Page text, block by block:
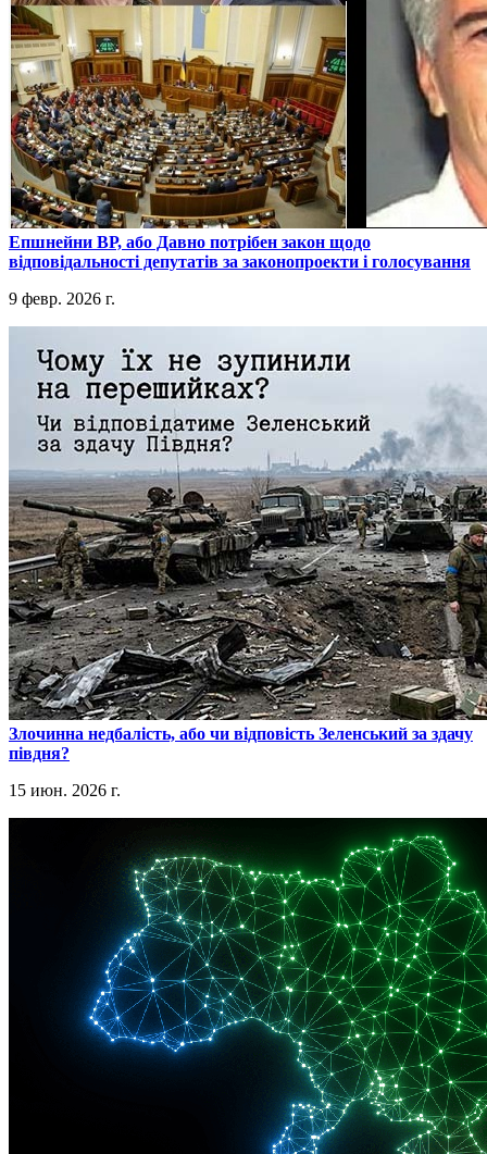
​Епшнейни ВР, або Давно потрібен закон щодо
відповідальності депутатів за законопроекти і голосування
9 февр. 2026 г.
​Злочинна недбалість, або чи відповість Зеленський за здачу
півдня?
15 июн. 2026 г.